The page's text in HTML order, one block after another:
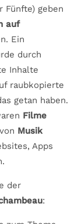
Fünfte) geben
auf
Ein
durch
Inhalte
raubkopierte
getan haben.
Filme
Musik
Apps
der
: